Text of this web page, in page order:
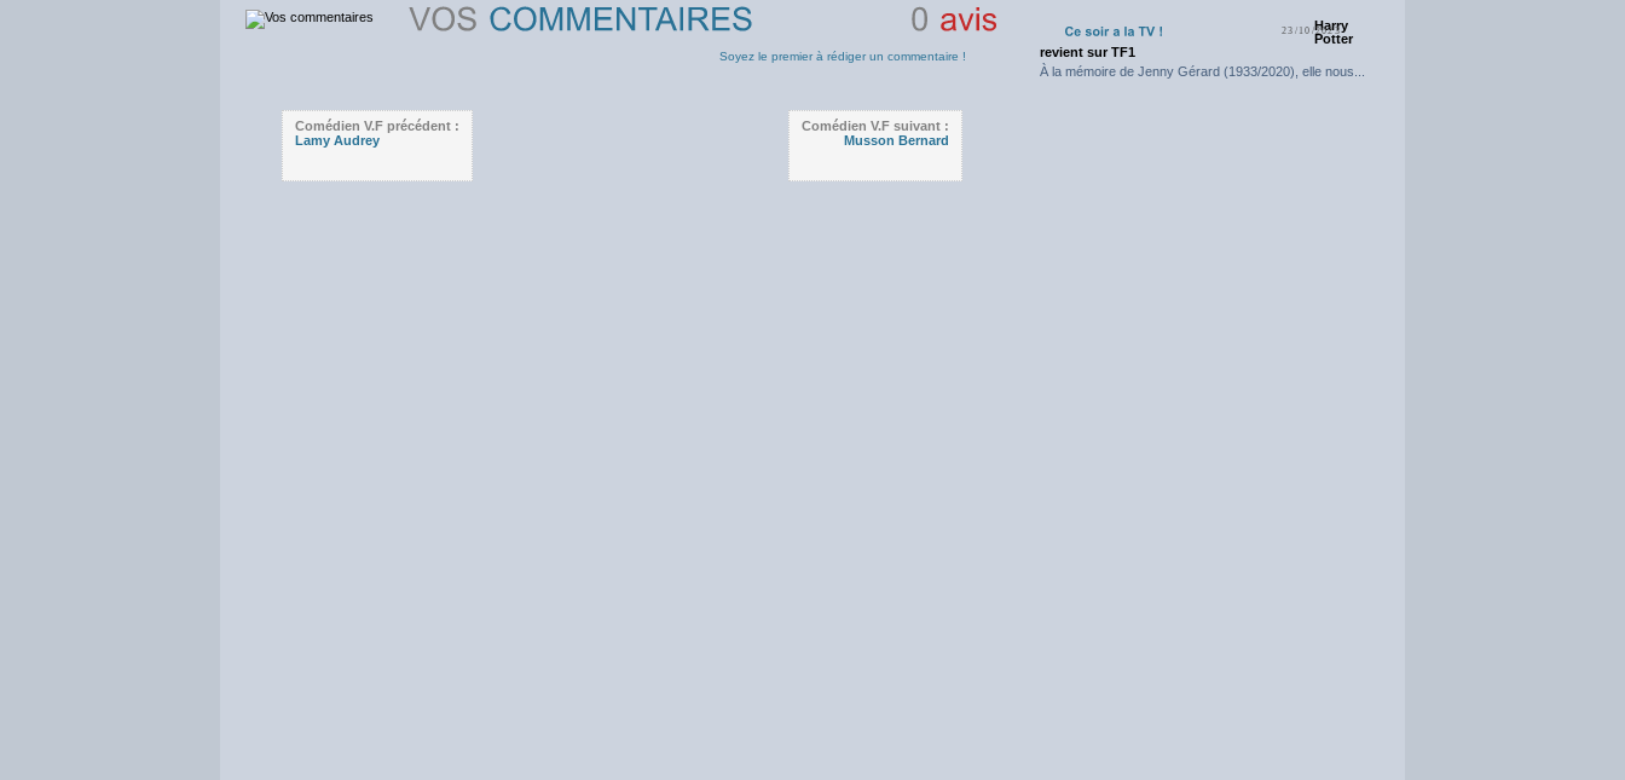
Soyez le premier à rédiger un commentaire !
Comédien V.F précédent :
Lamy Audrey
Comédien V.F suivant :
Musson Bernard
23/10/2023
Harry
Potter
revient sur TF1
À la mémoire de Jenny Gérard (1933/2020), elle nous...